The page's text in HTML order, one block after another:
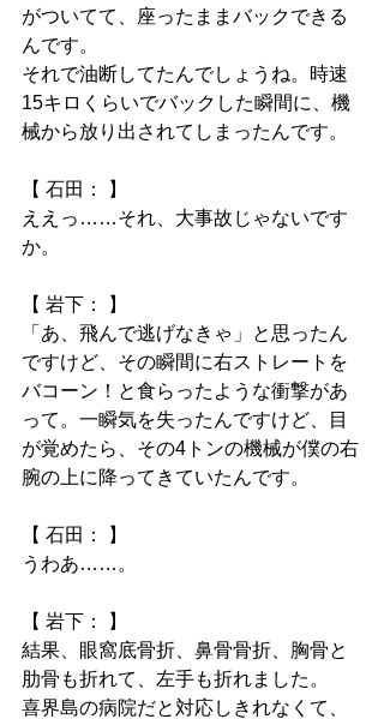
がついてて、座ったままバックできる
んです。
それで油断してたんでしょうね。時速
15キロくらいでバックした瞬間に、機
械から放り出されてしまったんです。
【 石田： 】
ええっ……それ、大事故じゃないです
か。
【 岩下： 】
「あ、飛んで逃げなきゃ」と思ったん
ですけど、その瞬間に右ストレートを
バコーン！と食らったような衝撃があ
って。一瞬気を失ったんですけど、目
が覚めたら、その4トンの機械が僕の右
腕の上に降ってきていたんです。
【 石田： 】
うわあ……。
【 岩下： 】
結果、眼窩底骨折、鼻骨骨折、胸骨と
肋骨も折れて、左手も折れました。
喜界島の病院だと対応しきれなくて、